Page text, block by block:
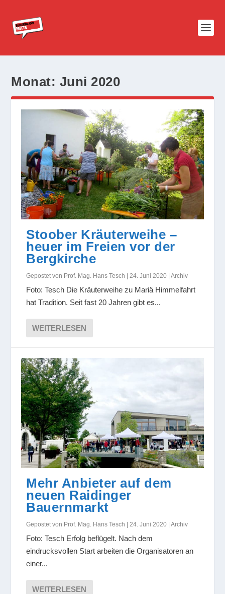
Monat: Juni 2020
Stoober Kräuterweihe –
heuer im Freien vor der
Bergkirche
Gepostet von Prof. Mag. Hans Tesch | 24. Juni 2020 |Archiv
Foto: Tesch Die Kräuterweihe zu Mariä Himmelfahrt
hat Tradition. Seit fast 20 Jahren gibt es...
WEITERLESEN
Mehr Anbieter auf dem
neuen Raidinger
Bauernmarkt
Gepostet von Prof. Mag. Hans Tesch | 24. Juni 2020 |Archiv
Foto: Tesch Erfolg beflügelt. Nach dem
eindrucksvollen Start arbeiten die Organisatoren an
einer...
WEITERLESEN